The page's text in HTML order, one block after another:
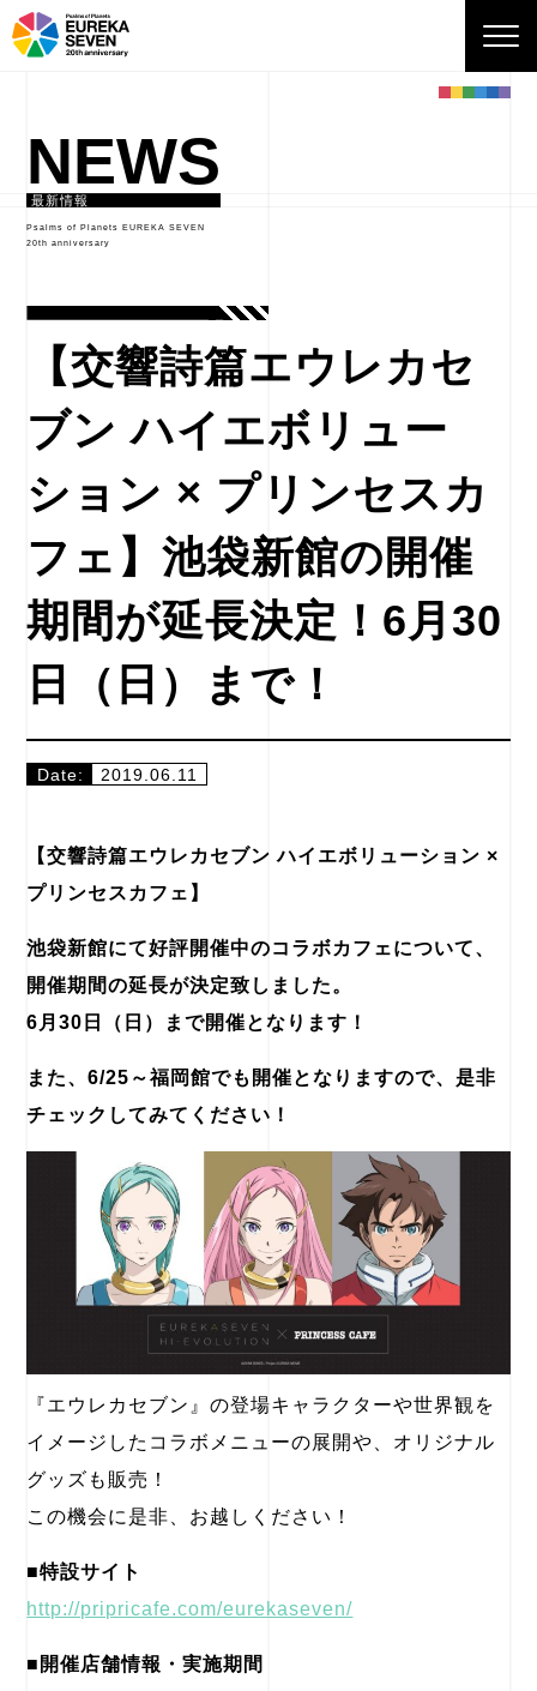
NEWS
最新情報
Psalms of Planets EUREKA SEVEN
20th anniversary
【交響詩篇エウレカセ
ブン ハイエボリュー
ション × プリンセスカ
フェ】池袋新館の開催
期間が延長決定！6月30
日（日）まで！
Date: 2019.06.11
【交響詩篇エウレカセブン ハイエボリューション ×
プリンセスカフェ】
池袋新館にて好評開催中のコラボカフェについて、
開催期間の延長が決定致しました。
6月30日（日）まで開催となります！
また、6/25～福岡館でも開催となりますので、是非
チェックしてみてください！
『エウレカセブン』の登場キャラクターや世界観を
イメージしたコラボメニューの展開や、オリジナル
グッズも販売！
この機会に是非、お越しください！
■特設サイト
http://pripricafe.com/eurekaseven/
■開催店舗情報・実施期間